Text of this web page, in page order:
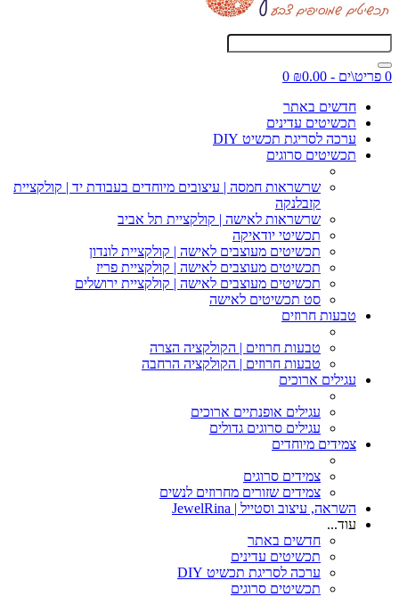
0 פריט\ים - ₪0.00
0
חדשים באתר
תכשיטים עדינים
ערכה לסריגת תכשיט DIY
תכשיטים סרוגים
שרשראות חמסה | עיצובים מיוחדים בעבודת יד | קולקציית
קזבלנקה
שרשראות לאישה | קולקציית תל אביב
תכשיטי יודאיקה
תכשיטים מעוצבים לאישה | קולקציית לונדון
תכשיטים מעוצבים לאישה | קולקציית פריז
תכשיטים מעוצבים לאישה | קולקציית ירושלים
סט תכשיטים לאישה
טבעות חרוזים
טבעות חרוזים | הקולקציה הצרה
טבעות חרוזים | הקולקציה הרחבה
עגילים ארוכים
עגילים אופנתיים ארוכים
עגילים סרוגים גדולים
צמידים מיוחדים
צמידים סרוגים
צמידים שזורים מחרוזים לנשים
השראה, עיצוב וסטייל | JewelRina
עוד...
חדשים באתר
תכשיטים עדינים
ערכה לסריגת תכשיט DIY
תכשיטים סרוגים